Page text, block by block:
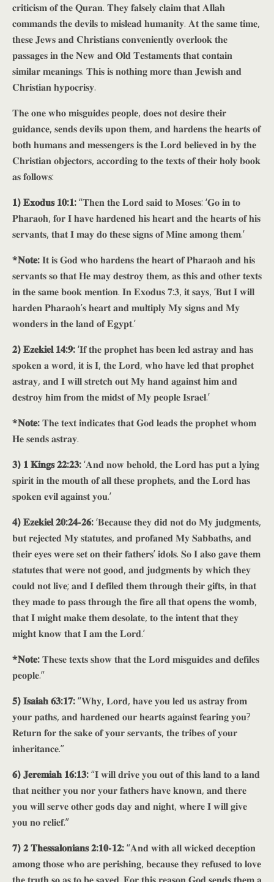
𝐜𝐫𝐢𝐭𝐢𝐜𝐢𝐬𝐦 𝐨𝐟 𝐭𝐡𝐞 𝐐𝐮𝐫𝐚𝐧. 𝐓𝐡𝐞𝐲 𝐟𝐚𝐥𝐬𝐞𝐥𝐲 𝐜𝐥𝐚𝐢𝐦 𝐭𝐡𝐚𝐭 𝐀𝐥𝐥𝐚𝐡
𝐜𝐨𝐦𝐦𝐚𝐧𝐝𝐬 𝐭𝐡𝐞 𝐝𝐞𝐯𝐢𝐥𝐬 𝐭𝐨 𝐦𝐢𝐬𝐥𝐞𝐚𝐝 𝐡𝐮𝐦𝐚𝐧𝐢𝐭𝐲. 𝐀𝐭 𝐭𝐡𝐞 𝐬𝐚𝐦𝐞 𝐭𝐢𝐦𝐞,
𝐭𝐡𝐞𝐬𝐞 𝐉𝐞𝐰𝐬 𝐚𝐧𝐝 𝐂𝐡𝐫𝐢𝐬𝐭𝐢𝐚𝐧𝐬 𝐜𝐨𝐧𝐯𝐞𝐧𝐢𝐞𝐧𝐭𝐥𝐲 𝐨𝐯𝐞𝐫𝐥𝐨𝐨𝐤 𝐭𝐡𝐞
𝐩𝐚𝐬𝐬𝐚𝐠𝐞𝐬 𝐢𝐧 𝐭𝐡𝐞 𝐍𝐞𝐰 𝐚𝐧𝐝 𝐎𝐥𝐝 𝐓𝐞𝐬𝐭𝐚𝐦𝐞𝐧𝐭𝐬 𝐭𝐡𝐚𝐭 𝐜𝐨𝐧𝐭𝐚𝐢𝐧
𝐬𝐢𝐦𝐢𝐥𝐚𝐫 𝐦𝐞𝐚𝐧𝐢𝐧𝐠𝐬. 𝐓𝐡𝐢𝐬 𝐢𝐬 𝐧𝐨𝐭𝐡𝐢𝐧𝐠 𝐦𝐨𝐫𝐞 𝐭𝐡𝐚𝐧 𝐉𝐞𝐰𝐢𝐬𝐡 𝐚𝐧𝐝
𝐂𝐡𝐫𝐢𝐬𝐭𝐢𝐚𝐧 𝐡𝐲𝐩𝐨𝐜𝐫𝐢𝐬𝐲.
𝐓𝐡𝐞 𝐨𝐧𝐞 𝐰𝐡𝐨 𝐦𝐢𝐬𝐠𝐮𝐢𝐝𝐞𝐬 𝐩𝐞𝐨𝐩𝐥𝐞, 𝐝𝐨𝐞𝐬 𝐧𝐨𝐭 𝐝𝐞𝐬𝐢𝐫𝐞 𝐭𝐡𝐞𝐢𝐫
𝐠𝐮𝐢𝐝𝐚𝐧𝐜𝐞, 𝐬𝐞𝐧𝐝𝐬 𝐝𝐞𝐯𝐢𝐥𝐬 𝐮𝐩𝐨𝐧 𝐭𝐡𝐞𝐦, 𝐚𝐧𝐝 𝐡𝐚𝐫𝐝𝐞𝐧𝐬 𝐭𝐡𝐞 𝐡𝐞𝐚𝐫𝐭𝐬 𝐨𝐟
𝐛𝐨𝐭𝐡 𝐡𝐮𝐦𝐚𝐧𝐬 𝐚𝐧𝐝 𝐦𝐞𝐬𝐬𝐞𝐧𝐠𝐞𝐫𝐬 𝐢𝐬 𝐭𝐡𝐞 𝐋𝐨𝐫𝐝 𝐛𝐞𝐥𝐢𝐞𝐯𝐞𝐝 𝐢𝐧 𝐛𝐲 𝐭𝐡𝐞
𝐂𝐡𝐫𝐢𝐬𝐭𝐢𝐚𝐧 𝐨𝐛𝐣𝐞𝐜𝐭𝐨𝐫𝐬, 𝐚𝐜𝐜𝐨𝐫𝐝𝐢𝐧𝐠 𝐭𝐨 𝐭𝐡𝐞 𝐭𝐞𝐱𝐭𝐬 𝐨𝐟 𝐭𝐡𝐞𝐢𝐫 𝐡𝐨𝐥𝐲 𝐛𝐨𝐨𝐤
𝐚𝐬 𝐟𝐨𝐥𝐥𝐨𝐰𝐬:
𝟏) 𝐄𝐱𝐨𝐝𝐮𝐬 𝟏𝟎:𝟏:“𝐓𝐡𝐞𝐧 𝐭𝐡𝐞 𝐋𝐨𝐫𝐝 𝐬𝐚𝐢𝐝 𝐭𝐨 𝐌𝐨𝐬𝐞𝐬: ‘𝐆𝐨 𝐢𝐧 𝐭𝐨
𝐏𝐡𝐚𝐫𝐚𝐨𝐡, 𝐟𝐨𝐫 𝐈 𝐡𝐚𝐯𝐞 𝐡𝐚𝐫𝐝𝐞𝐧𝐞𝐝 𝐡𝐢𝐬 𝐡𝐞𝐚𝐫𝐭 𝐚𝐧𝐝 𝐭𝐡𝐞 𝐡𝐞𝐚𝐫𝐭𝐬 𝐨𝐟 𝐡𝐢𝐬
𝐬𝐞𝐫𝐯𝐚𝐧𝐭𝐬, 𝐭𝐡𝐚𝐭 𝐈 𝐦𝐚𝐲 𝐝𝐨 𝐭𝐡𝐞𝐬𝐞 𝐬𝐢𝐠𝐧𝐬 𝐨𝐟 𝐌𝐢𝐧𝐞 𝐚𝐦𝐨𝐧𝐠 𝐭𝐡𝐞𝐦.’
*𝐍𝐨𝐭𝐞:𝐈𝐭 𝐢𝐬 𝐆𝐨𝐝 𝐰𝐡𝐨 𝐡𝐚𝐫𝐝𝐞𝐧𝐬 𝐭𝐡𝐞 𝐡𝐞𝐚𝐫𝐭 𝐨𝐟 𝐏𝐡𝐚𝐫𝐚𝐨𝐡 𝐚𝐧𝐝 𝐡𝐢𝐬
𝐬𝐞𝐫𝐯𝐚𝐧𝐭𝐬 𝐬𝐨 𝐭𝐡𝐚𝐭 𝐇𝐞 𝐦𝐚𝐲 𝐝𝐞𝐬𝐭𝐫𝐨𝐲 𝐭𝐡𝐞𝐦, 𝐚𝐬 𝐭𝐡𝐢𝐬 𝐚𝐧𝐝 𝐨𝐭𝐡𝐞𝐫 𝐭𝐞𝐱𝐭𝐬
𝐢𝐧 𝐭𝐡𝐞 𝐬𝐚𝐦𝐞 𝐛𝐨𝐨𝐤 𝐦𝐞𝐧𝐭𝐢𝐨𝐧. 𝐈𝐧 𝐄𝐱𝐨𝐝𝐮𝐬 𝟕:𝟑, 𝐢𝐭 𝐬𝐚𝐲𝐬, ‘𝐁𝐮𝐭 𝐈 𝐰𝐢𝐥𝐥
𝐡𝐚𝐫𝐝𝐞𝐧 𝐏𝐡𝐚𝐫𝐚𝐨𝐡’𝐬 𝐡𝐞𝐚𝐫𝐭 𝐚𝐧𝐝 𝐦𝐮𝐥𝐭𝐢𝐩𝐥𝐲 𝐌𝐲 𝐬𝐢𝐠𝐧𝐬 𝐚𝐧𝐝 𝐌𝐲
𝐰𝐨𝐧𝐝𝐞𝐫𝐬 𝐢𝐧 𝐭𝐡𝐞 𝐥𝐚𝐧𝐝 𝐨𝐟 𝐄𝐠𝐲𝐩𝐭.’
𝟐) 𝐄𝐳𝐞𝐤𝐢𝐞𝐥 𝟏𝟒:𝟗:‘𝐈𝐟 𝐭𝐡𝐞 𝐩𝐫𝐨𝐩𝐡𝐞𝐭 𝐡𝐚𝐬 𝐛𝐞𝐞𝐧 𝐥𝐞𝐝 𝐚𝐬𝐭𝐫𝐚𝐲 𝐚𝐧𝐝 𝐡𝐚𝐬
𝐬𝐩𝐨𝐤𝐞𝐧 𝐚 𝐰𝐨𝐫𝐝, 𝐢𝐭 𝐢𝐬 𝐈, 𝐭𝐡𝐞 𝐋𝐨𝐫𝐝, 𝐰𝐡𝐨 𝐡𝐚𝐯𝐞 𝐥𝐞𝐝 𝐭𝐡𝐚𝐭 𝐩𝐫𝐨𝐩𝐡𝐞𝐭
𝐚𝐬𝐭𝐫𝐚𝐲, 𝐚𝐧𝐝 𝐈 𝐰𝐢𝐥𝐥 𝐬𝐭𝐫𝐞𝐭𝐜𝐡 𝐨𝐮𝐭 𝐌𝐲 𝐡𝐚𝐧𝐝 𝐚𝐠𝐚𝐢𝐧𝐬𝐭 𝐡𝐢𝐦 𝐚𝐧𝐝
𝐝𝐞𝐬𝐭𝐫𝐨𝐲 𝐡𝐢𝐦 𝐟𝐫𝐨𝐦 𝐭𝐡𝐞 𝐦𝐢𝐝𝐬𝐭 𝐨𝐟 𝐌𝐲 𝐩𝐞𝐨𝐩𝐥𝐞 𝐈𝐬𝐫𝐚𝐞𝐥.’
*𝐍𝐨𝐭𝐞:𝐓𝐡𝐞 𝐭𝐞𝐱𝐭 𝐢𝐧𝐝𝐢𝐜𝐚𝐭𝐞𝐬 𝐭𝐡𝐚𝐭 𝐆𝐨𝐝 𝐥𝐞𝐚𝐝𝐬 𝐭𝐡𝐞 𝐩𝐫𝐨𝐩𝐡𝐞𝐭 𝐰𝐡𝐨𝐦
𝐇𝐞 𝐬𝐞𝐧𝐝𝐬 𝐚𝐬𝐭𝐫𝐚𝐲.
𝟑) 𝟏 𝐊𝐢𝐧𝐠𝐬 𝟐𝟐:𝟐𝟑:‘𝐀𝐧𝐝 𝐧𝐨𝐰 𝐛𝐞𝐡𝐨𝐥𝐝, 𝐭𝐡𝐞 𝐋𝐨𝐫𝐝 𝐡𝐚𝐬 𝐩𝐮𝐭 𝐚 𝐥𝐲𝐢𝐧𝐠
𝐬𝐩𝐢𝐫𝐢𝐭 𝐢𝐧 𝐭𝐡𝐞 𝐦𝐨𝐮𝐭𝐡 𝐨𝐟 𝐚𝐥𝐥 𝐭𝐡𝐞𝐬𝐞 𝐩𝐫𝐨𝐩𝐡𝐞𝐭𝐬, 𝐚𝐧𝐝 𝐭𝐡𝐞 𝐋𝐨𝐫𝐝 𝐡𝐚𝐬
𝐬𝐩𝐨𝐤𝐞𝐧 𝐞𝐯𝐢𝐥 𝐚𝐠𝐚𝐢𝐧𝐬𝐭 𝐲𝐨𝐮.’
𝟒) 𝐄𝐳𝐞𝐤𝐢𝐞𝐥 𝟐𝟎:𝟐𝟒-𝟐𝟔:‘𝐁𝐞𝐜𝐚𝐮𝐬𝐞 𝐭𝐡𝐞𝐲 𝐝𝐢𝐝 𝐧𝐨𝐭 𝐝𝐨 𝐌𝐲 𝐣𝐮𝐝𝐠𝐦𝐞𝐧𝐭𝐬,
𝐛𝐮𝐭 𝐫𝐞𝐣𝐞𝐜𝐭𝐞𝐝 𝐌𝐲 𝐬𝐭𝐚𝐭𝐮𝐭𝐞𝐬, 𝐚𝐧𝐝 𝐩𝐫𝐨𝐟𝐚𝐧𝐞𝐝 𝐌𝐲 𝐒𝐚𝐛𝐛𝐚𝐭𝐡𝐬, 𝐚𝐧𝐝
𝐭𝐡𝐞𝐢𝐫 𝐞𝐲𝐞𝐬 𝐰𝐞𝐫𝐞 𝐬𝐞𝐭 𝐨𝐧 𝐭𝐡𝐞𝐢𝐫 𝐟𝐚𝐭𝐡𝐞𝐫𝐬’ 𝐢𝐝𝐨𝐥𝐬. 𝐒𝐨 𝐈 𝐚𝐥𝐬𝐨 𝐠𝐚𝐯𝐞 𝐭𝐡𝐞𝐦
𝐬𝐭𝐚𝐭𝐮𝐭𝐞𝐬 𝐭𝐡𝐚𝐭 𝐰𝐞𝐫𝐞 𝐧𝐨𝐭 𝐠𝐨𝐨𝐝, 𝐚𝐧𝐝 𝐣𝐮𝐝𝐠𝐦𝐞𝐧𝐭𝐬 𝐛𝐲 𝐰𝐡𝐢𝐜𝐡 𝐭𝐡𝐞𝐲
𝐜𝐨𝐮𝐥𝐝 𝐧𝐨𝐭 𝐥𝐢𝐯𝐞; 𝐚𝐧𝐝 𝐈 𝐝𝐞𝐟𝐢𝐥𝐞𝐝 𝐭𝐡𝐞𝐦 𝐭𝐡𝐫𝐨𝐮𝐠𝐡 𝐭𝐡𝐞𝐢𝐫 𝐠𝐢𝐟𝐭𝐬, 𝐢𝐧 𝐭𝐡𝐚𝐭
𝐭𝐡𝐞𝐲 𝐦𝐚𝐝𝐞 𝐭𝐨 𝐩𝐚𝐬𝐬 𝐭𝐡𝐫𝐨𝐮𝐠𝐡 𝐭𝐡𝐞 𝐟𝐢𝐫𝐞 𝐚𝐥𝐥 𝐭𝐡𝐚𝐭 𝐨𝐩𝐞𝐧𝐬 𝐭𝐡𝐞 𝐰𝐨𝐦𝐛,
𝐭𝐡𝐚𝐭 𝐈 𝐦𝐢𝐠𝐡𝐭 𝐦𝐚𝐤𝐞 𝐭𝐡𝐞𝐦 𝐝𝐞𝐬𝐨𝐥𝐚𝐭𝐞, 𝐭𝐨 𝐭𝐡𝐞 𝐢𝐧𝐭𝐞𝐧𝐭 𝐭𝐡𝐚𝐭 𝐭𝐡𝐞𝐲
𝐦𝐢𝐠𝐡𝐭 𝐤𝐧𝐨𝐰 𝐭𝐡𝐚𝐭 𝐈 𝐚𝐦 𝐭𝐡𝐞 𝐋𝐨𝐫𝐝.’
*𝐍𝐨𝐭𝐞:𝐓𝐡𝐞𝐬𝐞 𝐭𝐞𝐱𝐭𝐬 𝐬𝐡𝐨𝐰 𝐭𝐡𝐚𝐭 𝐭𝐡𝐞 𝐋𝐨𝐫𝐝 𝐦𝐢𝐬𝐠𝐮𝐢𝐝𝐞𝐬 𝐚𝐧𝐝 𝐝𝐞𝐟𝐢𝐥𝐞𝐬
𝐩𝐞𝐨𝐩𝐥𝐞.”
𝟓) 𝐈𝐬𝐚𝐢𝐚𝐡 𝟔𝟑:𝟏𝟕:“𝐖𝐡𝐲, 𝐋𝐨𝐫𝐝, 𝐡𝐚𝐯𝐞 𝐲𝐨𝐮 𝐥𝐞𝐝 𝐮𝐬 𝐚𝐬𝐭𝐫𝐚𝐲 𝐟𝐫𝐨𝐦
𝐲𝐨𝐮𝐫 𝐩𝐚𝐭𝐡𝐬, 𝐚𝐧𝐝 𝐡𝐚𝐫𝐝𝐞𝐧𝐞𝐝 𝐨𝐮𝐫 𝐡𝐞𝐚𝐫𝐭𝐬 𝐚𝐠𝐚𝐢𝐧𝐬𝐭 𝐟𝐞𝐚𝐫𝐢𝐧𝐠 𝐲𝐨𝐮?
𝐑𝐞𝐭𝐮𝐫𝐧 𝐟𝐨𝐫 𝐭𝐡𝐞 𝐬𝐚𝐤𝐞 𝐨𝐟 𝐲𝐨𝐮𝐫 𝐬𝐞𝐫𝐯𝐚𝐧𝐭𝐬, 𝐭𝐡𝐞 𝐭𝐫𝐢𝐛𝐞𝐬 𝐨𝐟 𝐲𝐨𝐮𝐫
𝐢𝐧𝐡𝐞𝐫𝐢𝐭𝐚𝐧𝐜𝐞.”
𝟔) 𝐉𝐞𝐫𝐞𝐦𝐢𝐚𝐡 𝟏𝟔:𝟏𝟑:“𝐈 𝐰𝐢𝐥𝐥 𝐝𝐫𝐢𝐯𝐞 𝐲𝐨𝐮 𝐨𝐮𝐭 𝐨𝐟 𝐭𝐡𝐢𝐬 𝐥𝐚𝐧𝐝 𝐭𝐨 𝐚 𝐥𝐚𝐧𝐝
𝐭𝐡𝐚𝐭 𝐧𝐞𝐢𝐭𝐡𝐞𝐫 𝐲𝐨𝐮 𝐧𝐨𝐫 𝐲𝐨𝐮𝐫 𝐟𝐚𝐭𝐡𝐞𝐫𝐬 𝐡𝐚𝐯𝐞 𝐤𝐧𝐨𝐰𝐧, 𝐚𝐧𝐝 𝐭𝐡𝐞𝐫𝐞
𝐲𝐨𝐮 𝐰𝐢𝐥𝐥 𝐬𝐞𝐫𝐯𝐞 𝐨𝐭𝐡𝐞𝐫 𝐠𝐨𝐝𝐬 𝐝𝐚𝐲 𝐚𝐧𝐝 𝐧𝐢𝐠𝐡𝐭, 𝐰𝐡𝐞𝐫𝐞 𝐈 𝐰𝐢𝐥𝐥 𝐠𝐢𝐯𝐞
𝐲𝐨𝐮 𝐧𝐨 𝐫𝐞𝐥𝐢𝐞𝐟.”
𝟕) 𝟐 𝐓𝐡𝐞𝐬𝐬𝐚𝐥𝐨𝐧𝐢𝐚𝐧𝐬 𝟐:𝟏𝟎-𝟏𝟐:“𝐀𝐧𝐝 𝐰𝐢𝐭𝐡 𝐚𝐥𝐥 𝐰𝐢𝐜𝐤𝐞𝐝 𝐝𝐞𝐜𝐞𝐩𝐭𝐢𝐨𝐧
𝐚𝐦𝐨𝐧𝐠 𝐭𝐡𝐨𝐬𝐞 𝐰𝐡𝐨 𝐚𝐫𝐞 𝐩𝐞𝐫𝐢𝐬𝐡𝐢𝐧𝐠, 𝐛𝐞𝐜𝐚𝐮𝐬𝐞 𝐭𝐡𝐞𝐲 𝐫𝐞𝐟𝐮𝐬𝐞𝐝 𝐭𝐨 𝐥𝐨𝐯𝐞